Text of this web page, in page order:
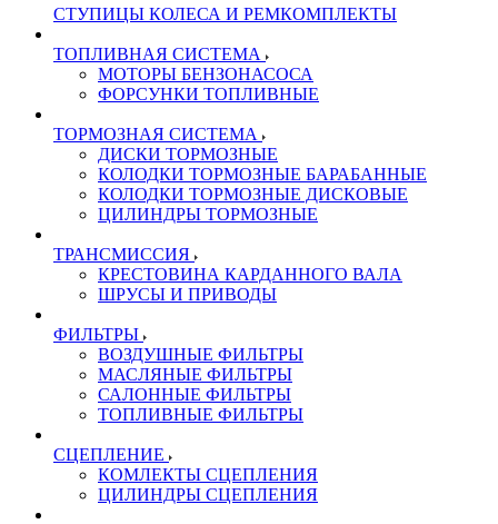
СТУПИЦЫ КОЛЕСА И РЕМКОМПЛЕКТЫ
ТОПЛИВНАЯ СИСТЕМА
МОТОРЫ БЕНЗОНАСОСА
ФОРСУНКИ ТОПЛИВНЫЕ
ТОРМОЗНАЯ СИСТЕМА
ДИСКИ ТОРМОЗНЫЕ
КОЛОДКИ ТОРМОЗНЫЕ БАРАБАННЫЕ
КОЛОДКИ ТОРМОЗНЫЕ ДИСКОВЫЕ
ЦИЛИНДРЫ ТОРМОЗНЫЕ
ТРАНСМИССИЯ
КРЕСТОВИНА КАРДАННОГО ВАЛА
ШРУСЫ И ПРИВОДЫ
ФИЛЬТРЫ
ВОЗДУШНЫЕ ФИЛЬТРЫ
МАСЛЯНЫЕ ФИЛЬТРЫ
САЛОННЫЕ ФИЛЬТРЫ
ТОПЛИВНЫЕ ФИЛЬТРЫ
СЦЕПЛЕНИЕ
КОМЛЕКТЫ СЦЕПЛЕНИЯ
ЦИЛИНДРЫ СЦЕПЛЕНИЯ